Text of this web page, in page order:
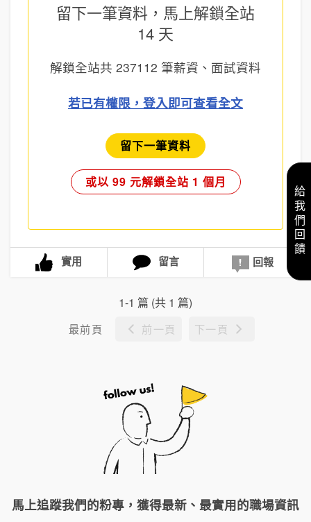
留下一筆資料，馬上解鎖全站
14 天
解鎖全站共 237112 筆薪資、面試資料
若已有權限，登入即可查看全文
留下一筆資料
或以 99 元解鎖全站 1 個月
實用 留言 回報
1-1 篇 (共 1 篇)
最前頁 前一頁 下一頁
馬上追蹤我們的粉專，獲得最新、最實用的職場資訊
給我們回饋